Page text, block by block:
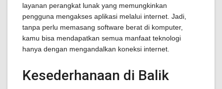
layanan perangkat lunak yang memungkinkan
pengguna mengakses aplikasi melalui internet. Jadi,
tanpa perlu memasang software berat di komputer,
kamu bisa mendapatkan semua manfaat teknologi
hanya dengan mengandalkan koneksi internet.
Kesederhanaan di Balik